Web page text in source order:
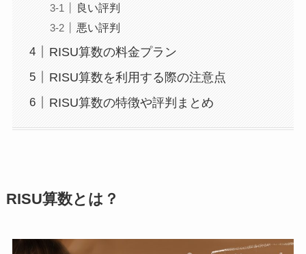
良い評判
悪い評判
RISU算数の料金プラン
RISU算数を利用する際の注意点
RISU算数の特徴や評判まとめ
RISU算数とは？